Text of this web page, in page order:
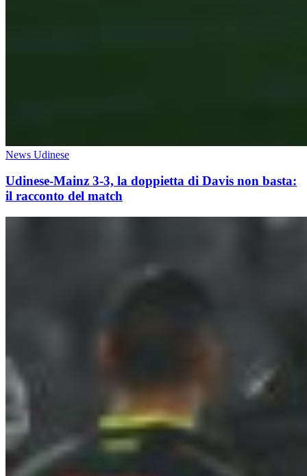
News Udinese
Udinese-Mainz 3-3, la doppietta di Davis non basta:
il racconto del match